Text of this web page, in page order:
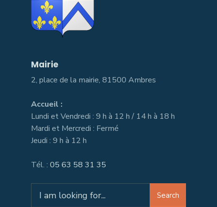
Mairie
2, place de la mairie, 81500 Ambres
Accueil :
Lundi et Vendredi : 9 h à 12 h / 14 h à 18 h
Mardi et Mercredi : Fermé
Jeudi : 9 h à 12 h
Tél. : 05 63 58 31 35
for:
Search